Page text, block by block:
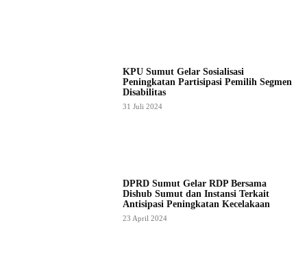
KPU Sumut Gelar Sosialisasi
Peningkatan Partisipasi Pemilih Segmen
Disabilitas
31 Juli 2024
DPRD Sumut Gelar RDP Bersama
Dishub Sumut dan Instansi Terkait
Antisipasi Peningkatan Kecelakaan
23 April 2024